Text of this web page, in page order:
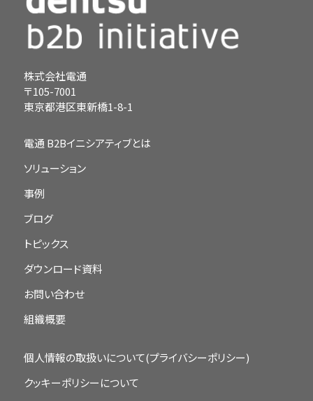
株式会社電通
〒105-7001
東京都港区東新橋1-8-1
電通 B2Bイニシアティブとは
ソリューション
事例
ブログ
トピックス
ダウンロード資料
お問い合わせ
組織概要
個人情報の取扱いについて(プライバシーポリシー)
クッキーポリシーについて